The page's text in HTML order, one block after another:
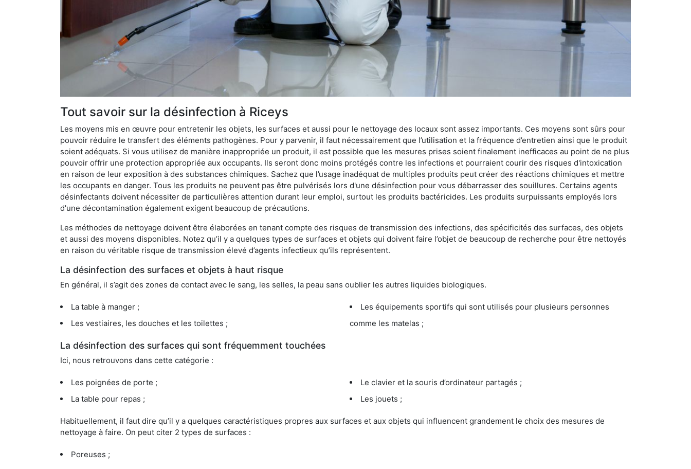
Tout savoir sur la désinfection à Riceys
Les moyens mis en œuvre pour entretenir les objets, les surfaces et aussi pour le nettoyage des locaux sont assez importants. Ces moyens sont sûrs pour
pouvoir réduire le transfert des éléments pathogènes. Pour y parvenir, il faut nécessairement que l’utilisation et la fréquence d’entretien ainsi que le produit
soient adéquats. Si vous utilisez de manière inappropriée un produit, il est possible que les mesures prises soient finalement inefficaces au point de ne plus
pouvoir offrir une protection appropriée aux occupants. Ils seront donc moins protégés contre les infections et pourraient courir des risques d'intoxication
en raison de leur exposition à des substances chimiques. Sachez que l’usage inadéquat de multiples produits peut créer des réactions chimiques et mettre
les occupants en danger. Tous les produits ne peuvent pas être pulvérisés lors d'une désinfection pour vous débarrasser des souillures. Certains agents
désinfectants doivent nécessiter de particulières attention durant leur emploi, surtout les produits bactéricides. Les produits surpuissants employés lors
d'une décontamination également exigent beaucoup de précautions.
Les méthodes de nettoyage doivent être élaborées en tenant compte des risques de transmission des infections, des spécificités des surfaces, des objets
et aussi des moyens disponibles. Notez qu’il y a quelques types de surfaces et objets qui doivent faire l’objet de beaucoup de recherche pour être nettoyés
en raison du véritable risque de transmission élevé d’agents infectieux qu’ils représentent.
La désinfection des surfaces et objets à haut risque
En général, il s’agit des zones de contact avec le sang, les selles, la peau sans oublier les autres liquides biologiques.
La table à manger ;
Les vestiaires, les douches et les toilettes ;
Les équipements sportifs qui sont utilisés pour plusieurs personnes
comme les matelas ;
La désinfection des surfaces qui sont fréquemment touchées
Ici, nous retrouvons dans cette catégorie :
Les poignées de porte ;
La table pour repas ;
Le clavier et la souris d’ordinateur partagés ;
Les jouets ;
Habituellement, il faut dire qu’il y a quelques caractéristiques propres aux surfaces et aux objets qui influencent grandement le choix des mesures de
nettoyage à faire. On peut citer 2 types de surfaces :
Poreuses ;